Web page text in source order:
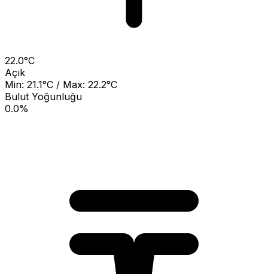
22.0°C
Açık
Min: 21.1°C / Max: 22.2°C
Bulut Yoğunluğu
0.0%